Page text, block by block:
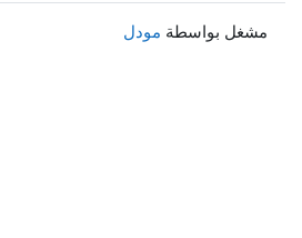
مشغل بواسطة مودل